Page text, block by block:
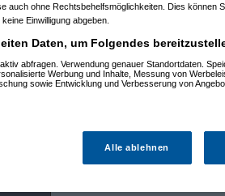
auch ohne Rechtsbehelfsmöglichkeiten. Dies können
Einwilligung abgeben.
Daten, um Folgendes
abfragen. Verwendung genauer Standortdaten.
Werbung und Inhalte, Messung von
sowie Entwicklung und Verbesserung von
Alle ablehnen